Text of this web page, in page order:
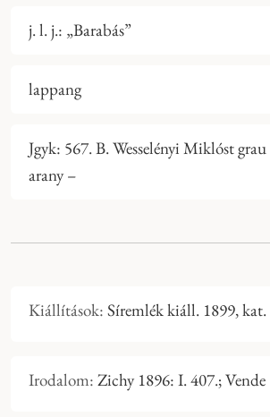
j. l. j.: „Barabás”
lappang
Jgyk: 567. B. Wesselényi Miklóst
arany –
Kiállítások: Síremlék kiáll. 1899,
Irodalom: Zichy 1896: I. 407.;